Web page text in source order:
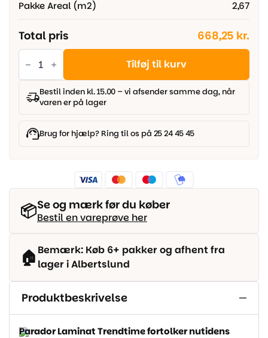
Pakke Areal (m2) 2,67
Total pris 668,25 kr.
Parador
Trendtime
-
Skyline
perlegrå
Slotsplanke
antal
Tilføj til kurv
Bestil inden kl. 15.00 – vi afsender samme dag, når
varen er på lager
Brug for hjælp? Ring til os på 25 24 45 45
📦Se og mærk før du køber
Bestil en vareprøve her
🏠 Bemærk: Køb 6+ pakker og afhent fra
lager i Albertslund
Produktbeskrivelse
Parador Laminat Trendtime fortolker nutidens